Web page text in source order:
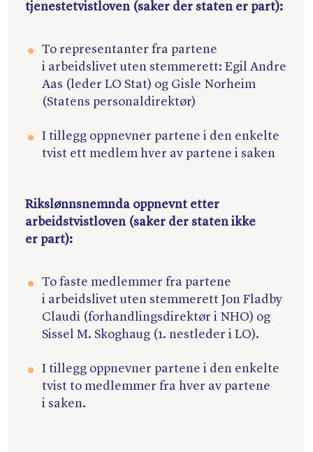
tjenestetvistloven (saker der staten er part):
To representanter fra partene
i arbeidslivet uten stemmerett: Egil Andre
Aas (leder LO Stat) og Gisle Norheim
(Statens personaldirektør)
I tillegg oppnevner partene i den enkelte
tvist ett medlem hver av partene i saken
Rikslønnsnemnda oppnevnt etter
arbeidstvistloven (saker der staten ikke
er part):
To faste medlemmer fra partene
i arbeidslivet uten stemmerett Jon Fladby
Claudi (forhandlingsdirektør i NHO) og
Sissel M. Skoghaug (1. nestleder i LO).
I tillegg oppnevner partene i den enkelte
tvist to medlemmer fra hver av partene
i saken.